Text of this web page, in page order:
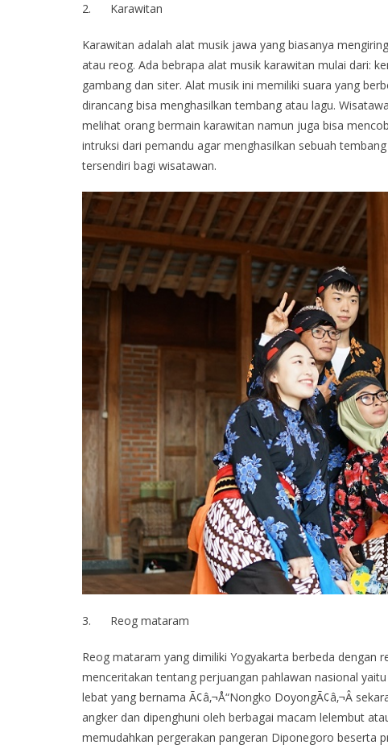
2. Karawitan
Karawitan adalah alat musik jawa yang biasanya
atau reog. Ada bebrapa alat musik karawitan mulai dari:
gambang dan siter. Alat musik ini memiliki suara yang
dirancang bisa menghasilkan tembang atau lagu.
melihat orang bermain karawitan namun juga bisa
intruksi dari pemandu agar menghasilkan sebuah
tersendiri bagi wisatawan.
3. Reog mataram
Reog mataram yang dimiliki Yogyakarta berbeda dengan
menceritakan tentang perjuangan pahlawan nasional
lebat yang bernama Ã¢â‚¬Å“Nongko DoyongÃ¢â‚¬Â
angker dan dipenghuni oleh berbagai macam lelembut
memudahkan pergerakan pangeran Diponegoro beserta